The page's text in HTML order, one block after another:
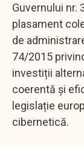
Guvernului nr.
plasament
de
74/2015
investiții
coerentă și
legislație
cibernetică.